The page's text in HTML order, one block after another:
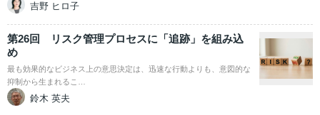
吉野 ヒロ子
第26回 リスク管理プロセスに「追跡」を組み込
め
最も効果的なビジネス上の意思決定は、迅速な行動よりも、意図的な
抑制から生まれるこ…
鈴木 英夫